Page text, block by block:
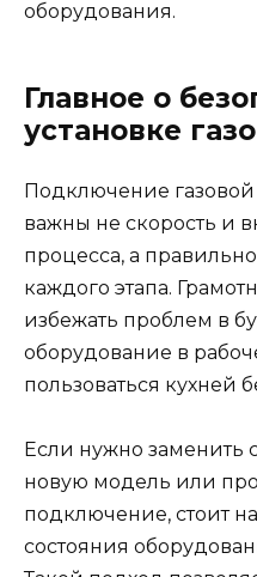
оборудования.
Главное о
установке
Подключение газовой
важны не скорость и
процесса, а
каждого этапа.
избежать проблем в
оборудование в
пользоваться кухней
Если нужно заменить
новую модель или
подключение, стоит
состояния